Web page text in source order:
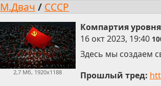
М.Двач / СССР
2,7 Мб, 1920x1188
Компартия
16 окт 2023, 19:40
Здесь мы создаем
Прошлый тред: